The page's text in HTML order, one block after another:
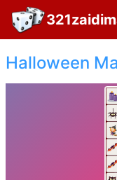
Halloween